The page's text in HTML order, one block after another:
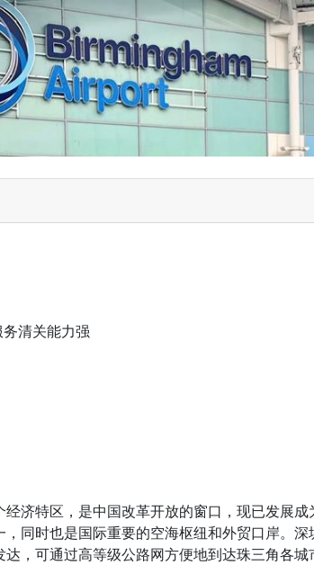
务清关能力强
济特区，是中国改革开放的窗口，现已发展
同时也是国际重要的空海枢纽和外贸口岸。
，可通过高等级公路网方便地到达珠三角各